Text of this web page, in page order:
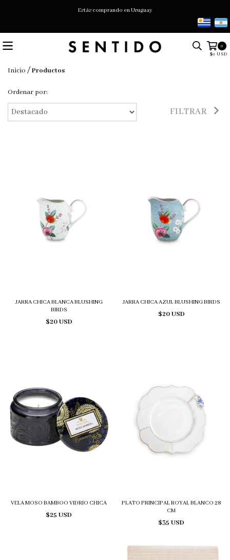
Estás comprando en Uruguay
0
$0 USD
Inicio /Productos
Ordenar por:
FILTRAR
JARRA CHICA BLANCA BLUSHING
BIRDS
$20 USD
JARRA CHICA AZUL BLUSHING BIRDS
$20 USD
VELA MOSO BAMBOO VIDRIO CHICA
$25 USD
PLATO PRINCIPAL ROYAL BLANCO 28
CM
$35 USD